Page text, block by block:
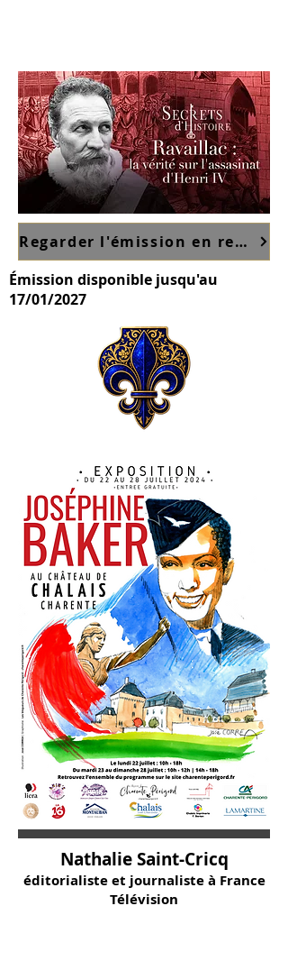
Regarder l'émission en replay sur France TV ici
Émission disponible jusqu'au
17/01/2027
Nathalie Saint-Cricq
éditorialiste et journaliste à France
Télévision